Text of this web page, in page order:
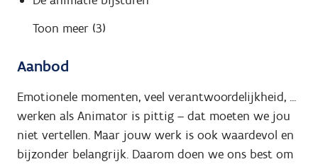
Toon meer (3)
Aanbod
Emotionele momenten, veel verantwoordelijkheid, ...
werken als Animator is pittig – dat moeten we jou
niet vertellen. Maar jouw werk is ook waardevol en
bijzonder belangrijk. Daarom doen we ons best om